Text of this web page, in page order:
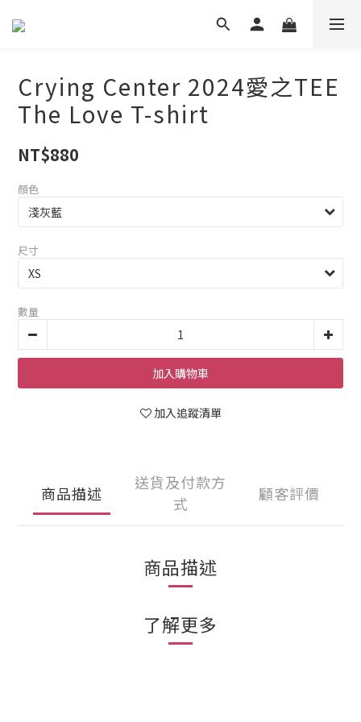
Crying Center 2024愛之TEE
The Love T-shirt
NT$880
顏色
尺寸
數量
加入購物車
加入追蹤清單
商品描述
送貨及付款方
式
顧客評價
商品描述
了解更多